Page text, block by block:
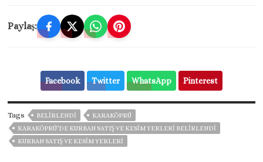
Paylaş:
Facebook Twitter WhatsApp Pinterest
Tags BELIRLENDI
KARAKÖPRÜ
KARAKÖPRÜ’DE KURBAN SATIŞ VE KESİM YERLERİ BELİRLENDİ
KURBAN SATIŞ VE KESİM YERLERİ